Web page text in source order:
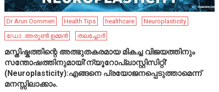
Dr Arun Oommen Health Tips healthcare
Neuroplasticity
ഡോ .അരുൺ ഉമ്മൻ
തലച്ചോർ
മസ്തിഷ്കത്തിന്റെ അത്ഭുതകരമായ മികച്ച വിജയത്തിനും
സന്തോഷത്തിനുമായി’ന്യൂറോപ്ലാസ്റ്റിസിറ്റി’
(Neuroplasticity):എങ്ങനെ പ്രയോജനപ്പെടുത്താമെന്ന്
മനസ്സിലാക്കാം.